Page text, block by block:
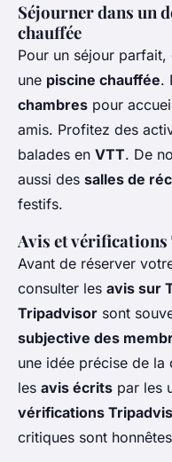
Séjourner dans un
chauffée
Pour un séjour
une piscine chauffée.
chambres pour
amis. Profitez des
balades en VTT. De
aussi des salles de
festifs.
Avis et
Avant de réserver
consulter les avis sur
Tripadvisor sont
subjective des
une idée précise de la
les avis écrits par les
vérifications
critiques sont